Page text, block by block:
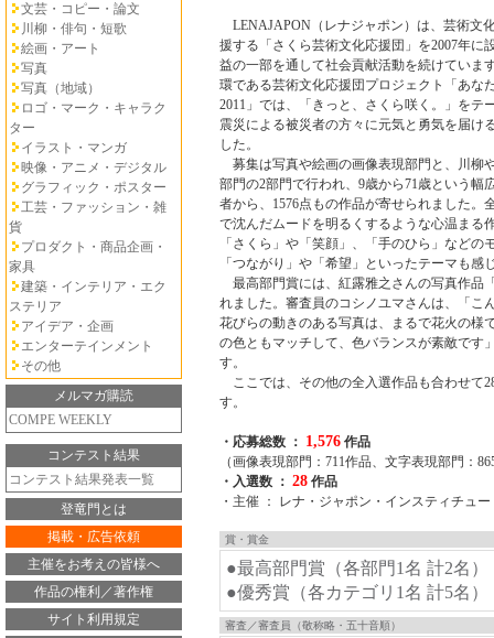
文芸・コピー・論文
川柳・俳句・短歌
絵画・アート
写真
写真（地域）
ロゴ・マーク・キャラク
ター
イラスト・マンガ
映像・アニメ・デジタル
グラフィック・ポスター
工芸・ファッション・雑
貨
プロダクト・商品企画・
家具
建築・インテリア・エク
ステリア
アイデア・企画
エンターテインメント
その他
メルマガ購読
COMPE WEEKLY
コンテスト結果
コンテスト結果発表一覧
登竜門とは
掲載・広告依頼
主催をお考えの皆様へ
作品の権利／著作権
サイト利用規定
LENAJAPON（レナジャポン）は、芸術文
援する「さくら芸術文化応援団」を2007年に
益の一部を通して社会貢献活動を続けていま
環である芸術文化応援団プロジェクト「あな
2011」では、「きっと、さくら咲く。」をテ
震災による被災者の方々に元気と勇気を届け
した。
募集は写真や絵画の画像表現部門と、川柳
部門の2部門で行われ、9歳から71歳という幅
者から、1576点もの作品が寄せられました。
で沈んだムードを明るくするような心温まる
「さくら」や「笑顔」、「手のひら」などの
「つながり」や「希望」といったテーマも感
最高部門賞には、紅露雅之さんの写真作品
れました。審査員のコシノユマさんは、「こ
花びらの動きのある写真は、まるで花火の様
の色ともマッチして、色バランスが素敵です
す。
ここでは、その他の全入選作品も合わせて
す。
・応募総数 ： 1,576 作品
（画像表現部門：711作品、文字表現部門：
・入選数 ： 28 作品
・主催 ： レナ・ジャポン・インスティチュ
賞・賞金
●最高部門賞（各部門1名 計2名
●優秀賞（各カテゴリ1名 計5名
審査／審査員（敬称略・五十音順）